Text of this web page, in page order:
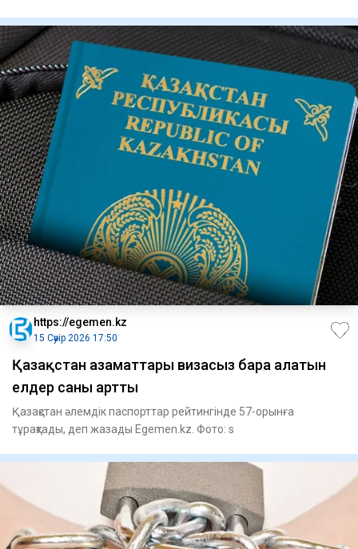
https://egemen.kz
15 Сәуір 2026 17:50
Қазақстан азаматтары визасыз бара алатын
елдер саны артты
Қазақстан әлемдік паспорттар рейтингінде 57-орынға
тұрақтады, деп жазады Egemen.kz. Фото: s